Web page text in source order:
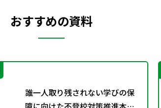
おすすめの資料
誰一人取り残されない学びの保